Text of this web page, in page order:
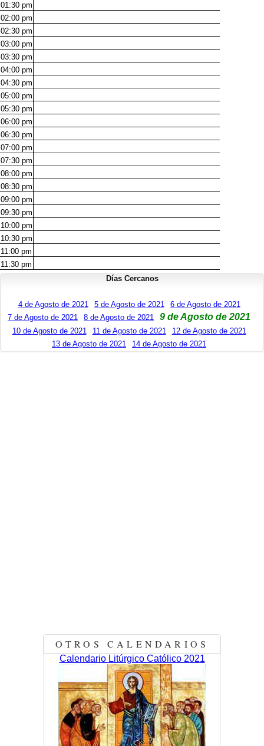
01:30 pm
02:00 pm
02:30 pm
03:00 pm
03:30 pm
04:00 pm
04:30 pm
05:00 pm
05:30 pm
06:00 pm
06:30 pm
07:00 pm
07:30 pm
08:00 pm
08:30 pm
09:00 pm
09:30 pm
10:00 pm
10:30 pm
11:00 pm
11:30 pm
Días Cercanos
4 de Agosto de 2021 5 de Agosto de 2021
6 de Agosto de 2021
7 de Agosto de 2021
8 de Agosto de 2021 9 de Agosto de 2021
10 de Agosto de 2021 11 de Agosto de 2021
12 de Agosto de 2021
13 de Agosto de 2021
14 de Agosto de 2021
OTROS CALENDARIOS
Calendario Litúrgico Católico 2021